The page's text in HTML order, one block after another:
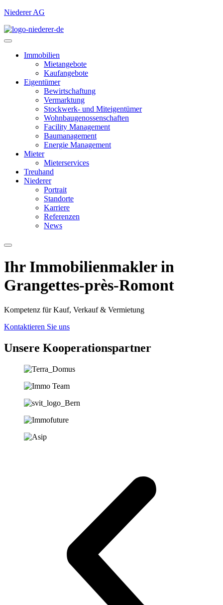
Niederer AG
Immobilien
Mietangebote
Kaufangebote
Eigentümer
Bewirtschaftung
Vermarktung
Stockwerk- und Miteigentümer
Wohnbaugenossenschaften
Facility Management
Baumanagement
Energie Management
Mieter
Mieterservices
Treuhand
Niederer
Portrait
Standorte
Karriere
Referenzen
News
Ihr Immobilien­­­makler in
Grangettes-près-Romont
Kompetenz für Kauf, Verkauf & Vermietung
Kontaktieren Sie uns
Unsere Koopera­tions­partner